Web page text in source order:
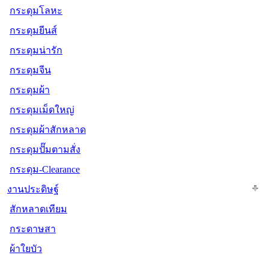
กระดุมโลหะ
กระดุมยีนส์
กระดุมน่ารัก
กระดุมจีน
กระดุมผ้า
กระดุมเม็ดใหญ่
กระดุมผ้าสักหลาด
กระดุมปั๊มตามสั่ง
กระดุม-Clearance
งานประดิษฐ์
สักหลาดเทียม
กระดาษสา
ผ้าใยบัว